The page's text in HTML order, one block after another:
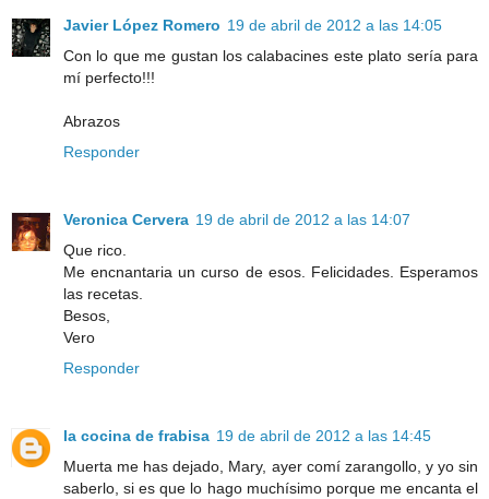
Javier López Romero 19 de abril de 2012 a las 14:05
Con lo que me gustan los calabacines este plato sería para
mí perfecto!!!
Abrazos
Responder
Veronica Cervera 19 de abril de 2012 a las 14:07
Que rico.
Me encnantaria un curso de esos. Felicidades. Esperamos
las recetas.
Besos,
Vero
Responder
la cocina de frabisa 19 de abril de 2012 a las 14:45
Muerta me has dejado, Mary, ayer comí zarangollo, y yo sin
saberlo, si es que lo hago muchísimo porque me encanta el